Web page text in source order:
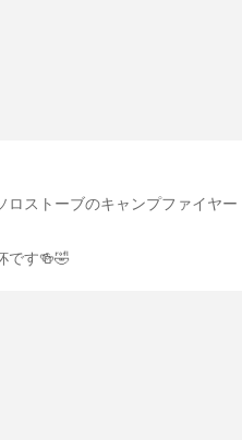
ロストーブのキャンプファイヤー
です🍻🤣